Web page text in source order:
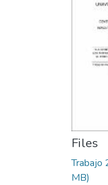
Files
Trabajo
MB)